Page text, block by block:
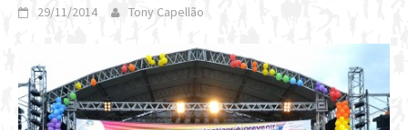
29/11/2014 Tony Capellão